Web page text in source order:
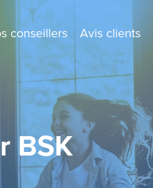
conseillers Avis clients
BSK